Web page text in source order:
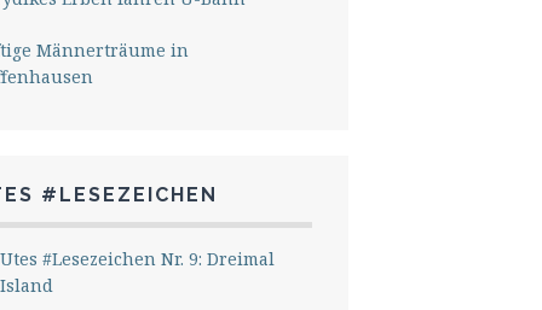
Männerträume in
#LESEZEICHEN
Utes #Lesezeichen Nr. 9: Dreimal
Island